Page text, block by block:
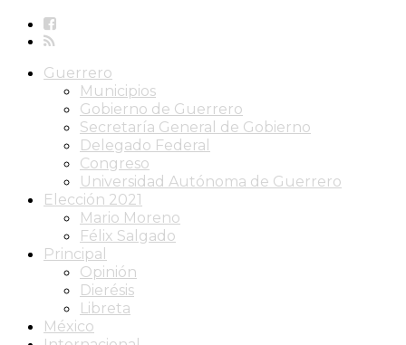
Guerrero
Municipios
Gobierno de Guerrero
Secretaría General de Gobierno
Delegado Federal
Congreso
Universidad Autónoma de Guerrero
Elección 2021
Mario Moreno
Félix Salgado
Principal
Opinión
Dierésis
Libreta
México